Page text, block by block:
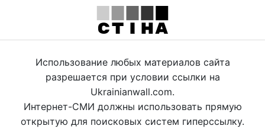
Использование любых материалов сайта
разрешается при условии ссылки на
Ukrainianwall.com.
Интернет-СМИ должны использовать прямую
открытую для поисковых систем гиперссылку.